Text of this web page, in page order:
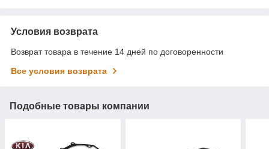
Условия возврата
Возврат товара в течение 14 дней по договоренности
Все условия возврата
Подобные товары компании